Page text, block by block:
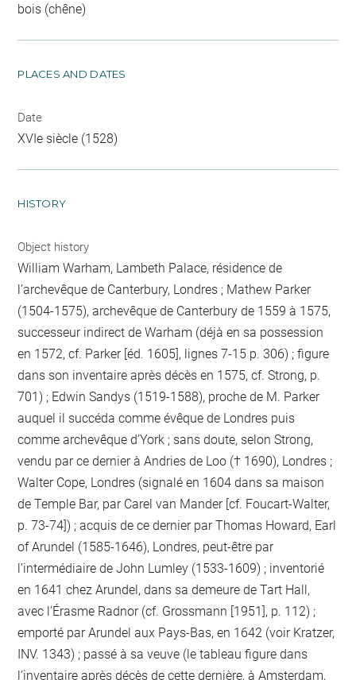
bois (chêne)
PLACES AND DATES
Date
XVIe siècle (1528)
HISTORY
Object history
William Warham, Lambeth Palace, résidence de
l’archevêque de Canterbury, Londres ; Mathew Parker
(1504-1575), archevêque de Canterbury de 1559 à 1575,
successeur indirect de Warham (déjà en sa possession
en 1572, cf. Parker [éd. 1605], lignes 7-15 p. 306) ; figure
dans son inventaire après décès en 1575, cf. Strong, p.
701) ; Edwin Sandys (1519-1588), proche de M. Parker
auquel il succéda comme évêque de Londres puis
comme archevêque d’York ; sans doute, selon Strong,
vendu par ce dernier à Andries de Loo († 1690), Londres ;
Walter Cope, Londres (signalé en 1604 dans sa maison
de Temple Bar, par Carel van Mander [cf. Foucart-Walter,
p. 73-74]) ; acquis de ce dernier par Thomas Howard, Earl
of Arundel (1585-1646), Londres, peut-être par
l’intermédiaire de John Lumley (1533-1609) ; inventorié
en 1641 chez Arundel, dans sa demeure de Tart Hall,
avec l’Érasme Radnor (cf. Grossmann [1951], p. 112) ;
emporté par Arundel aux Pays-Bas, en 1642 (voir Kratzer,
INV. 1343) ; passé à sa veuve (le tableau figure dans
l’inventaire après décès de cette dernière, à Amsterdam,